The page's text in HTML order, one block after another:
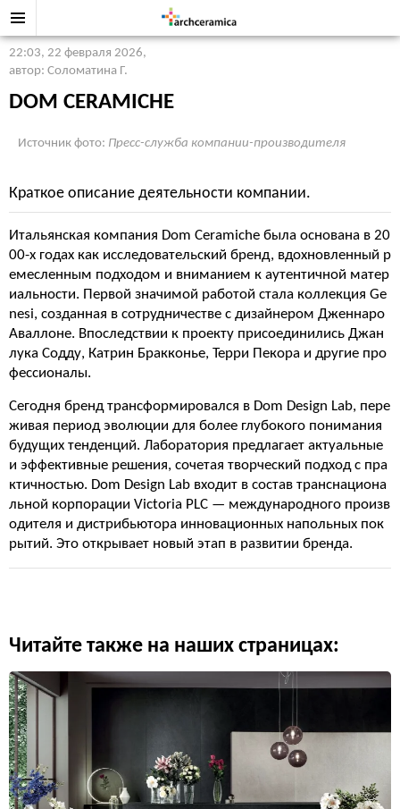
22:03, 22 февраля 2026,
автор: Соломатина Г.
DOM CERAMICHE
Источник фото: Пресс-служба компании-производителя
Краткое описание деятельности компании.
Итальянская компания Dom Ceramiche была основана в 20
00-х годах как исследовательский бренд, вдохновленный р
емесленным подходом и вниманием к аутентичной матер
иальности. Первой значимой работой стала коллекция Ge
nesi, созданная в сотрудничестве с дизайнером Дженнаро
Аваллоне. Впоследствии к проекту присоединились Джан
лука Содду, Катрин Бракконье, Терри Пекора и другие про
фессионалы.
Сегодня бренд трансформировался в Dom Design Lab, пере
живая период эволюции для более глубокого понимания
будущих тенденций. Лаборатория предлагает актуальные
и эффективные решения, сочетая творческий подход с пра
ктичностью. Dom Design Lab входит в состав транснациона
льной корпорации Victoria PLC — международного произв
одителя и дистрибьютора инновационных напольных пок
рытий. Это открывает новый этап в развитии бренда.
Читайте также на наших страницах: